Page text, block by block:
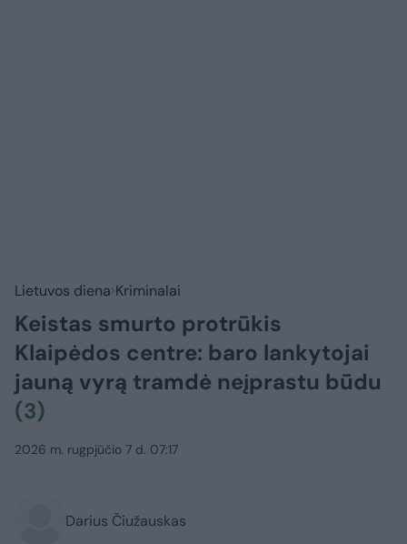
Lietuvos diena Kriminalai
Keistas smurto protrūkis
Klaipėdos centre: baro lankytojai
jauną vyrą tramdė neįprastu būdu
(3)
2026 m. rugpjūčio 7 d. 07:17
Darius Čiužauskas